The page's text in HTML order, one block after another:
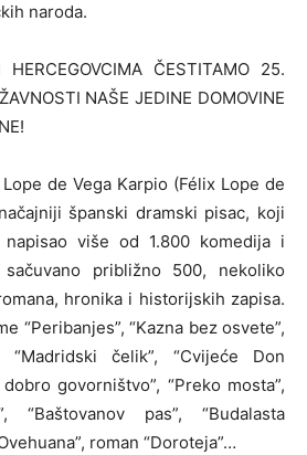
naroda.
ČESTITAMO 25.
NAŠE JEDINE DOMOVINE
de Vega Karpio (Félix Lope de
španski dramski pisac, koji
više od 1.800 komedija i
približno 500, nekoliko
hronika i historijskih zapisa.
“Peribanjes”, “Kazna bez osvete”,
“Madridski čelik”, “Cvijeće Don
dobro govorništvo”, “Preko mosta”,
“Baštovanov pas”, “Budalasta
roman “Doroteja”…